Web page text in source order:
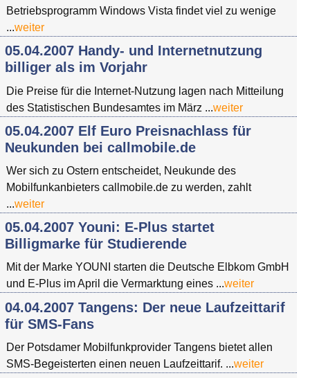
Betriebsprogramm Windows Vista findet viel zu wenige
...weiter
05.04.2007 Handy- und Internetnutzung
billiger als im Vorjahr
Die Preise für die Internet-Nutzung lagen nach Mitteilung
des Statistischen Bundesamtes im März ...weiter
05.04.2007 Elf Euro Preisnachlass für
Neukunden bei callmobile.de
Wer sich zu Ostern entscheidet, Neukunde des
Mobilfunkanbieters callmobile.de zu werden, zahlt
...weiter
05.04.2007 Youni: E-Plus startet
Billigmarke für Studierende
Mit der Marke YOUNI starten die Deutsche Elbkom GmbH
und E-Plus im April die Vermarktung eines ...weiter
04.04.2007 Tangens: Der neue Laufzeittarif
für SMS-Fans
Der Potsdamer Mobilfunkprovider Tangens bietet allen
SMS-Begeisterten einen neuen Laufzeittarif. ...weiter